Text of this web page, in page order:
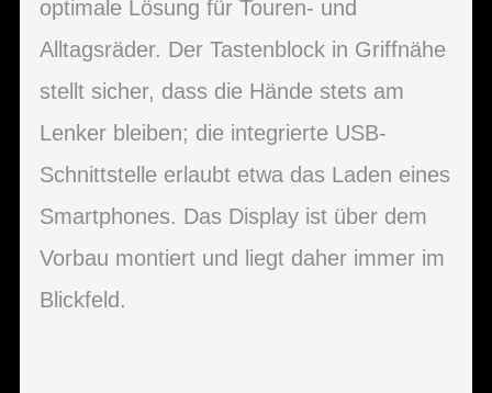
optimale Lösung für Touren- und
Alltagsräder. Der Tastenblock in Griffnähe
stellt sicher, dass die Hände stets am
Lenker bleiben; die integrierte USB-
Schnittstelle erlaubt etwa das Laden eines
Smartphones. Das Display ist über dem
Vorbau montiert und liegt daher immer im
Blickfeld.